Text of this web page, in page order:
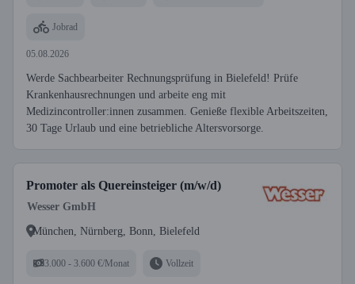
Jobrad
05.08.2026
Werde Sachbearbeiter Rechnungsprüfung in Bielefeld! Prüfe
Krankenhausrechnungen und arbeite eng mit
Medizincontroller:innen zusammen. Genieße flexible Arbeitszeiten,
30 Tage Urlaub und eine betriebliche Altersvorsorge.
Promoter als Quereinsteiger (m/w/d)
Wesser GmbH
München, Nürnberg, Bonn, Bielefeld
3.000 - 3.600 €/Monat Vollzeit